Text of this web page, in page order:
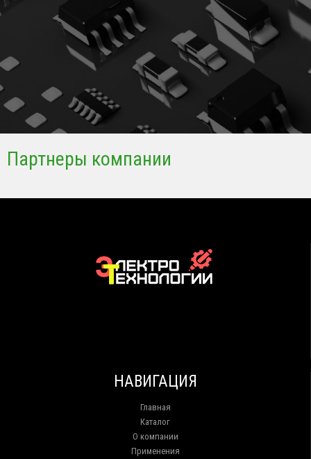
Партнеры компании
НАВИГАЦИЯ
Главная
Каталог
О компании
Применения